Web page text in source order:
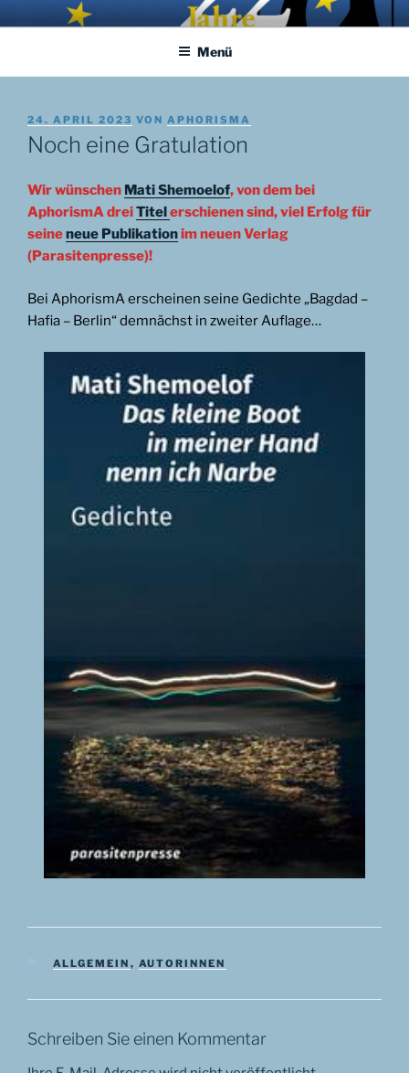
InhaltAPHORISMA.EU
… links und rechts von Jerusalem …
Menü
VERÖFFENTLICHT
AM
24. APRIL 2023 VON APHORISMA
Noch eine Gratulation
Wir wünschen Mati Shemoelof, von dem bei
AphorismA dreiTitelerschienen sind, viel Erfolg für
seineneue Publikationim neuen Verlag
(Parasitenpresse)!
Bei AphorismA erscheinen seine Gedichte „Bagdad –
Hafia – Berlin“ demnächst in zweiter Auflage…
KATEGORIEN
ALLGEMEIN , AUTORINNEN
Schreiben Sie einen Kommentar